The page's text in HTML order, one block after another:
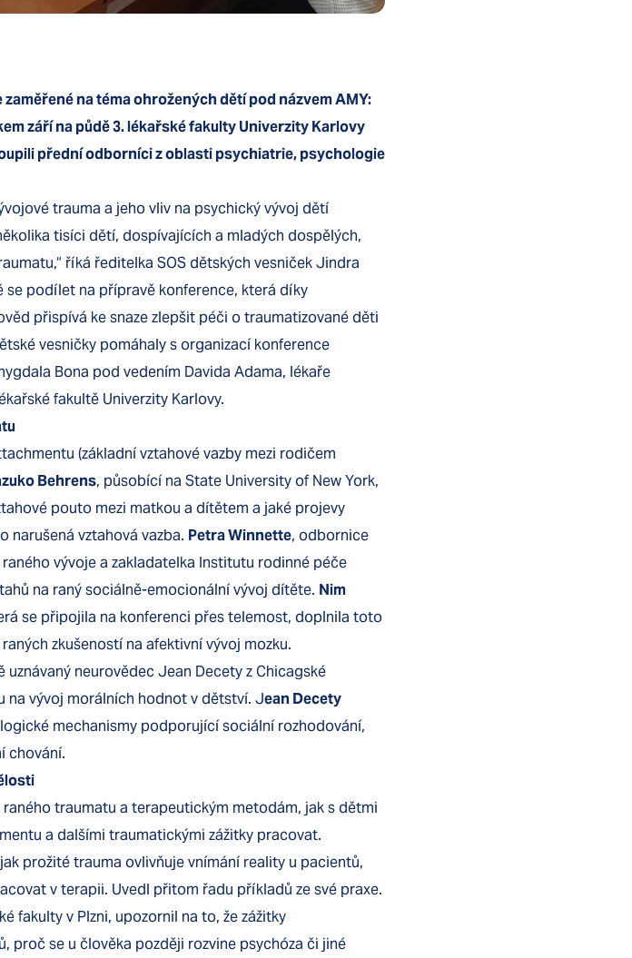
na téma ohrožených dětí pod názvem AMY:
září na půdě 3. lékařské fakulty Univerzity Karlovy
přední odborníci z oblasti psychiatrie, psychologie
trauma a jeho vliv na psychický vývoj dětí
tisíci dětí, dospívajících a mladých dospělých,
říká ředitelka SOS dětských vesniček Jindra
se podílet na přípravě konference, která díky
přispívá ke snaze zlepšit péči o traumatizované děti
vesničky pomáhaly s organizací konference
Bona pod vedením Davida Adama, lékaře
fakultě Univerzity Karlovy.
(základní vztahové vazby mezi rodičem
Behrens, působící na State University of New York,
pouto mezi matkou a dítětem a jaké projevy
narušená vztahová vazba. Petra Winnette, odbornice
vývoje a zakladatelka Institutu rodinné péče
na raný sociálně-emocionální vývoj dítěte. Nim
se připojila na konferenci přes telemost, doplnila toto
zkušeností na afektivní vývoj mozku.
neurovědec Jean Decety z Chicagské
na vývoj morálních hodnot v dětství. Jean Decety
mechanismy podporující sociální rozhodování,
chování.
traumatu a terapeutickým metodám, jak s dětmi
a dalšími traumatickými zážitky pracovat.
prožité trauma ovlivňuje vnímání reality u pacientů,
v terapii. Uvedl přitom řadu příkladů ze své praxe.
fakulty v Plzni, upozornil na to, že zážitky
proč se u člověka později rozvine psychóza či jiné